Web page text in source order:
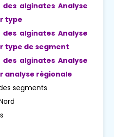
alginates Analyse
type
alginates Analyse
type de segment
alginates Analyse
analyse régionale
segments